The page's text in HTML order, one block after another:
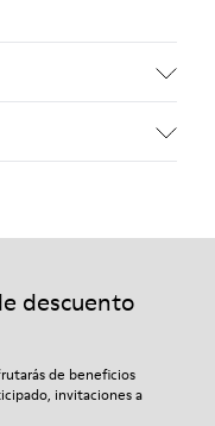
materiales de primera
sobre cómo cuidar de
del calzado.
descuento
de beneficios
invitaciones a